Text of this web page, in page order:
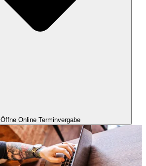
Öffne Online Terminvergabe